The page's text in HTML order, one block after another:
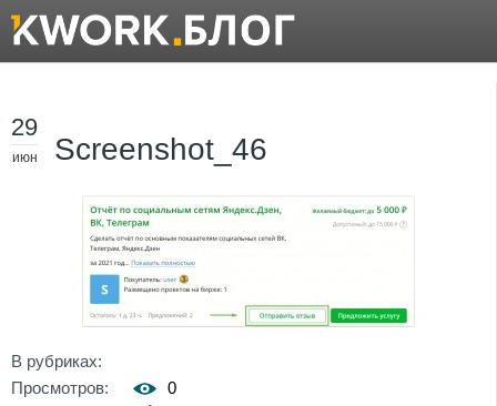
29
июн Screenshot_46
В рубриках:
Просмотров:
0